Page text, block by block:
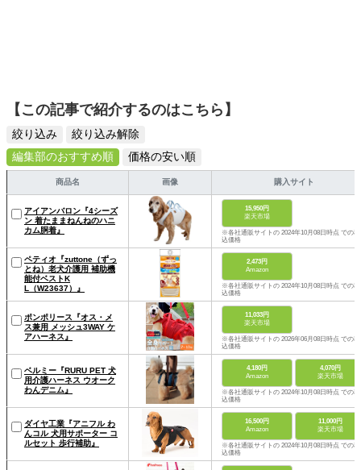
【この記事で紹介するのはこちら】
絞り込み
絞り込み解除
編集部のおすすめ順
価格の安い順
商品名 画像 購入サイト
アイアンバロン『4シーズ
ン 着たままねんねのハニ
カム胴着』
15,950円
楽天市場
※各社通販サイトの 2024年10月08日時点 での税
込価格
ペティオ『zuttone（ずっ
とね）老犬介護用 補助機
能付ベストK
L（W23637）』
2,473円
Amazon
※各社通販サイトの 2024年10月08日時点 での税
込価格
ポンポリース『オス・メ
ス兼用 メッシュ3WAY ケ
アハーネス』
11,033円
楽天市場
※各社通販サイトの 2026年06月08日時点 での税
込価格
ベルミー『RURU PET 犬
用介護ハーネス ウオーク
わんデニム』
4,180円
Amazon
4,070円
楽天市場
※各社通販サイトの 2024年10月08日時点 での税
込価格
ダイヤ工業『アニフル わ
んコル 犬用サポーター コ
ルセット 歩行補助』
16,500円
Amazon
11,000円
楽天市場
※各社通販サイトの 2024年10月08日時点 での税
込価格